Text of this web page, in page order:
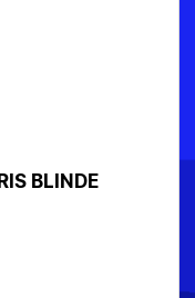
BLINDE